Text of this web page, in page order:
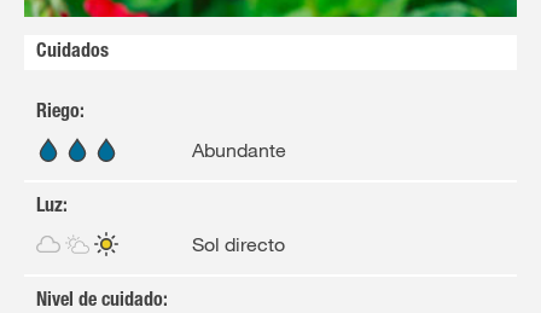
Cuidados
Riego:
Abundante
Luz:
Sol directo
Nivel de cuidado: